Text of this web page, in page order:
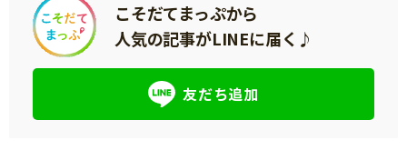
こそだてまっぷから
人気の記事がLINEに届く♪
友だち追加